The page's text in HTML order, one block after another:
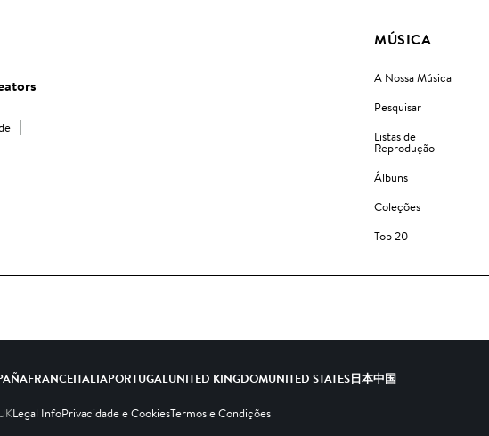
MÚSICA
A Nossa Música
Pesquisar
Listas de
Reprodução
Álbuns
Coleções
Top 20
FRANCEITALIAPORTUGALUNITED KINGDOMUNITED STATES日本中国
Legal InfoPrivacidade e CookiesTermos e Condições